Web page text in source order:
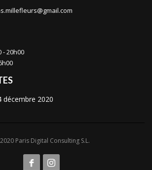
- 20h00
2020
Paris Digital Consulting S.L.